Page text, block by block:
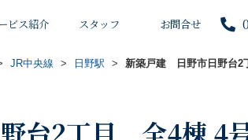
ビス紹介 スタッフ お問合せ
JR中央線 > 日野駅 > 新築戸建 日野市日野台
台2丁目 全4棟 4